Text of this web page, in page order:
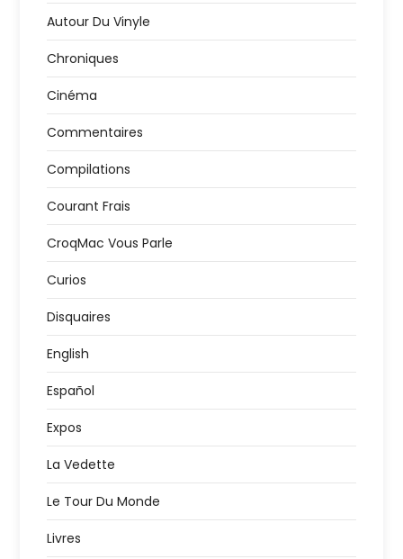
Autour Du Vinyle
Chroniques
Cinéma
Commentaires
Compilations
Courant Frais
CroqMac Vous Parle
Curios
Disquaires
English
Español
Expos
La Vedette
Le Tour Du Monde
Livres